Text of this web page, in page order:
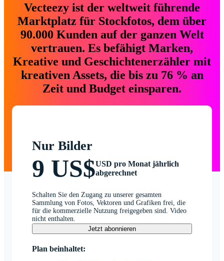
Vecteezy ist der weltweit führende
Marktplatz für Stockfotos, dem über
90.000 Kunden auf der ganzen Welt
vertrauen. Es befähigt Marken,
Kreative und Geschichtenerzähler mit
kreativen Assets, die bis zu 76 % an
Zeit und Budget einsparen.
Nur Bilder
9 US$USD pro Monat jährlich
abgerechnet
Schalten Sie den Zugang zu unserer gesamten
Sammlung von Fotos, Vektoren und Grafiken frei, die
für die kommerzielle Nutzung freigegeben sind. Video
nicht enthalten.
Jetzt abonnieren
Plan beinhaltet: